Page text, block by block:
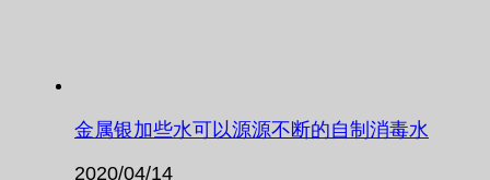
金属银加些水可以源源不断的自制消毒水
2020/04/14